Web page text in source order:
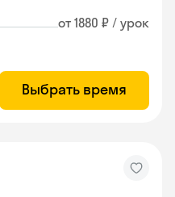
от 1880 ₽ / урок
Выбрать время